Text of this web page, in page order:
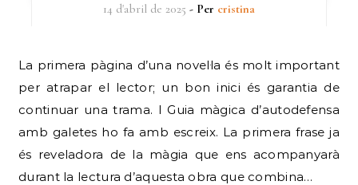
14 d'abril de 2025 - Per cristina
La primera pàgina d’una novel·la és molt important
per atrapar el lector; un bon inici és garantia de
continuar una trama. I Guia màgica d’autodefensa
amb galetes ho fa amb escreix. La primera frase ja
és reveladora de la màgia que ens acompanyarà
durant la lectura d’aquesta obra que combina…